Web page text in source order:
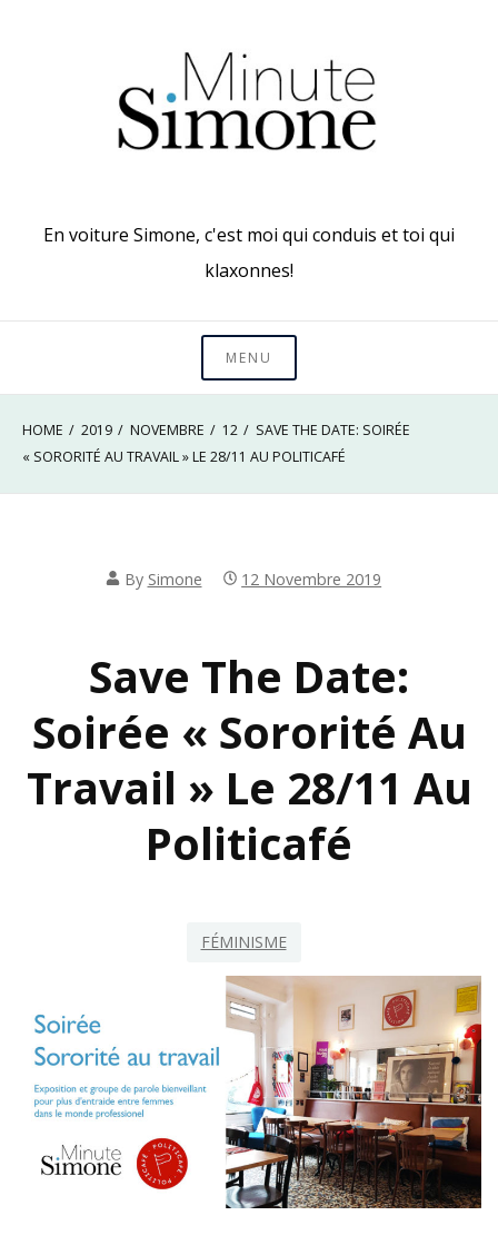
En voiture Simone, c'est moi qui conduis et toi qui
klaxonnes!
MENU
HOME 2019 NOVEMBRE 12
SAVE THE DATE: SOIRÉE
« SORORITÉ AU TRAVAIL » LE 28/11 AU POLITICAFÉ
By Simone 12 Novembre 2019
Save The Date:
Soirée « Sororité Au
Travail » Le 28/11 Au
Politicafé
FÉMINISME